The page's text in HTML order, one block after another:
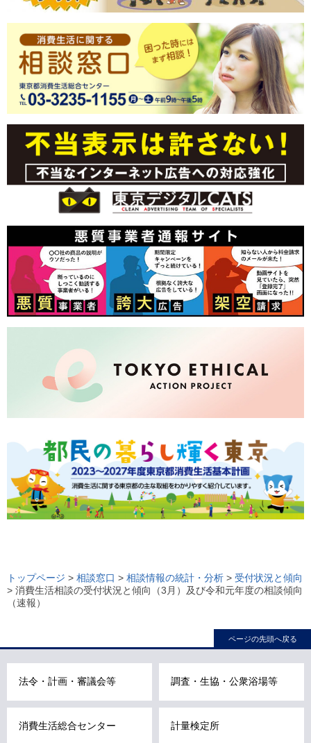
ー
カ
ル
ビ
こ
ま
トップページ > 相談窓口 > 相談情報の統計・分析 > 受付状況と傾向
> 消費生活相談の受付状況と傾向（3月）及び令和元年度の相談傾向
（速報）
ページの先頭へ戻る
法令・計画・審議会等 調査・生協・公衆浴場等
消費生活総合センター 計量検定所